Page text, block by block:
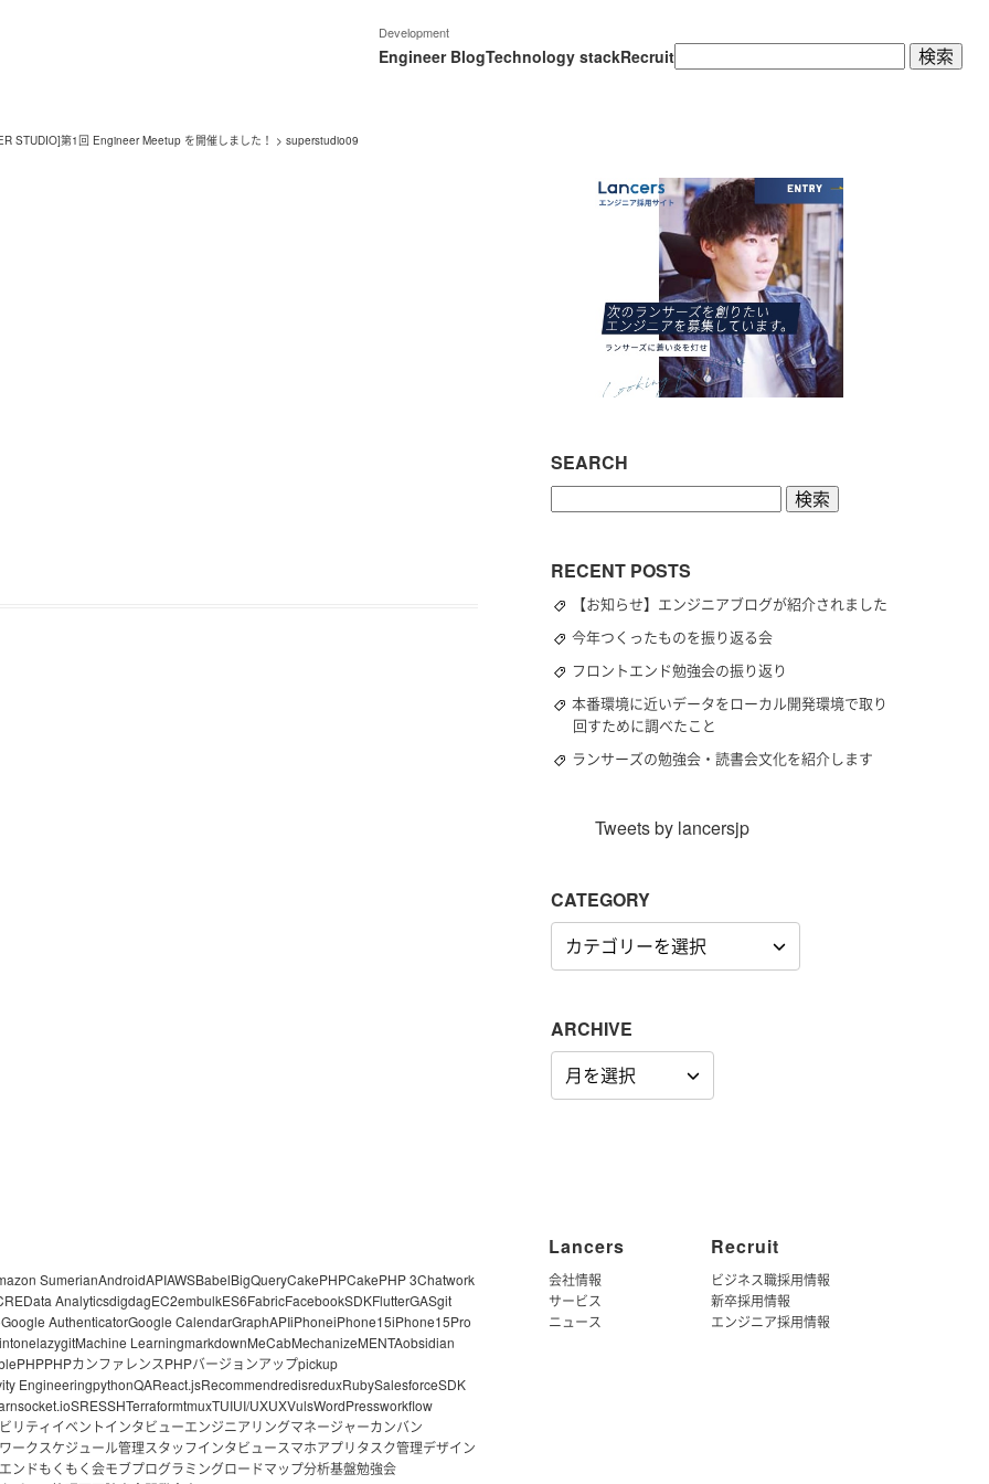
Development
Engineer BlogTechnology stackRecruit検
索:
STUDIO]第1回 Engineer Meetup を開催しました！ > superstudio09
SEARCH
RECENT POSTS
【お知らせ】エンジニアブログが紹介されました
今年つくったものを振り返る会
フロントエンド勉強会の振り返り
本番環境に近いデータをローカル開発環境で取り
回すために調べたこと
ランサーズの勉強会・読書会文化を紹介します
Tweets by lancersjp
CATEGORY
CATEGORY
ARCHIVE
ARCHIVE
SumerianAndroidAPIAWSBabelBigQueryCakePHPCakePHP 3Chatwork
Data AnalyticsdigdagEC2embulkES6FabricFacebookSDKFlutterGASgit
Google AuthenticatorGoogle CalendarGraphAPIiPhoneiPhone15iPhone15Pro
lazygitMachine LearningmarkdownMeCabMechanizeMENTAobsidian
PHPPHPカンファレンスPHPバージョンアップpickup
EngineeringpythonQAReact.jsRecommendredisreduxRubySalesforceSDK
socket.ioSRESSHTerraformtmuxTUIUI/UXUXVulsWordPressworkflow
リティ イベントインタビューエンジニアリングマネージャーカンバン
ークスケジュール管理スタッフインタビュースマホアプリタスク管理デザイン
ンドもくもく会モブプログラミングロードマップ分析基盤勉強会
Lancers
会社情報
サービス
ニュース
Recruit
ビジネス職採用情報
新卒採用情報
エンジニア採用情報